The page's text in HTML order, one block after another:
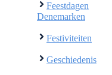
Feestdagen
Denemarken
Festiviteiten
Geschiedenis